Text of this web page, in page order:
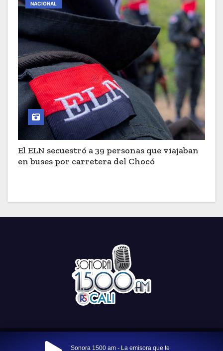
NACIONAL
El ELN secuestró a 39 personas que viajaban
en buses por carretera del Chocó
Funciona gracias a WordPress |Tema: Newses por
Sonora 1500 am - La emisora que te